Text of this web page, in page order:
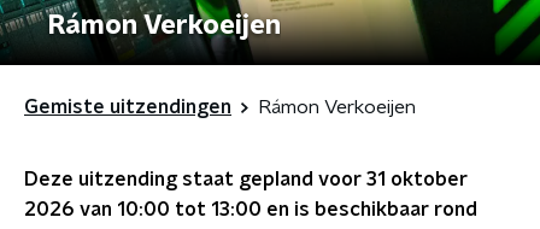
Rámon Verkoeijen
Gemiste uitzendingen Rámon Verkoeijen
Deze uitzending staat gepland voor 31 oktober
2026 van 10:00 tot 13:00 en is beschikbaar rond